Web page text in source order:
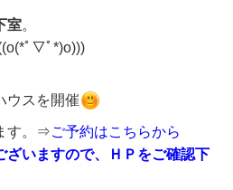
室。
ﾟ▽ﾟ*)o)))
ウスを開催
す。⇒ご予約はこちらから
ざいますので、ＨＰをご確認下